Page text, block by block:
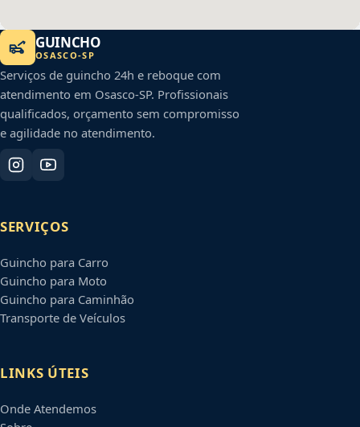
GUINCHO
OSASCO-SP
Serviços de guincho 24h e reboque com
atendimento em Osasco-SP. Profissionais
qualificados, orçamento sem compromisso
e agilidade no atendimento.
SERVIÇOS
Guincho para Carro
Guincho para Moto
Guincho para Caminhão
Transporte de Veículos
LINKS ÚTEIS
Onde Atendemos